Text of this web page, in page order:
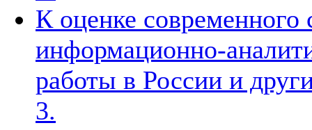
К оценке современного
информационно-
работы в России и
3.